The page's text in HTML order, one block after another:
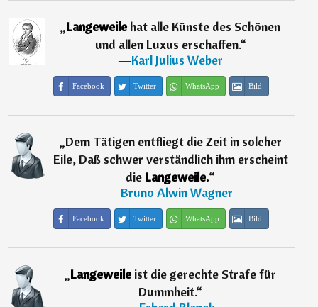
„Langeweile hat alle Künste des Schönen
und allen Luxus erschaffen.“
―Karl Julius Weber
Facebook Twitter WhatsApp Bild
„Dem Tätigen entfliegt die Zeit in solcher
Eile, Daß schwer verständlich ihm erscheint
die Langeweile.“
―Bruno Alwin Wagner
Facebook Twitter WhatsApp Bild
„Langeweile ist die gerechte Strafe für
Dummheit.“